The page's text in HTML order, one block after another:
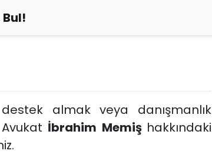
almak veya danışmanlık
İbrahim Memiş hakkındaki